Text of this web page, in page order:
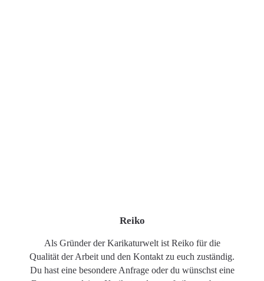
Reiko
Als Gründer der Karikaturwelt ist Reiko für die
Qualität der Arbeit und den Kontakt zu euch zuständig.
Du hast eine besondere Anfrage oder du wünschst eine